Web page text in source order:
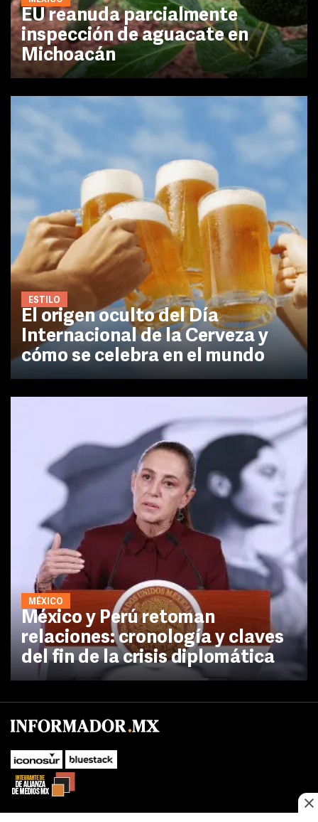
EU reanuda parcialmente
inspección de aguacate en
Michoacán
ESTILO
El origen oculto del Día
Internacional de la Cerveza y
cómo se celebra en el mundo
MÉXICO
México y Perú retoman
relaciones: cronología y claves
del fin de la crisis diplomática